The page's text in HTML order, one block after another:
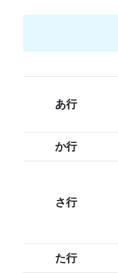
あ行
か行
さ行
た行